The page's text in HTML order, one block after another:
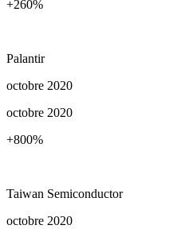
+260%
Palantir
octobre 2020
octobre 2020
+800%
Taiwan Semiconductor
octobre 2020